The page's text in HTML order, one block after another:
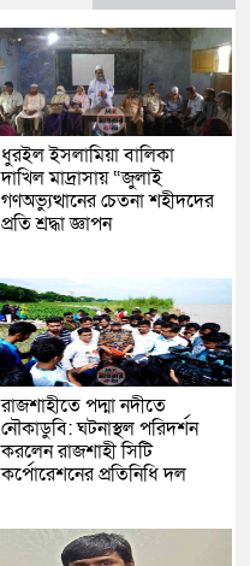
ধুরইল ইসলামিয়া বালিকা
দাখিল মাদ্রাসায় “জুলাই
গণঅভ্যুত্থানের চেতনা শহীদদের
প্রতি শ্রদ্ধা জ্ঞাপন
রাজশাহীতে পদ্মা নদীতে
নৌকাডুবি: ঘটনাস্থল পরিদর্শন
করলেন রাজশাহী সিটি
কর্পোরেশনের প্রতিনিধি দল